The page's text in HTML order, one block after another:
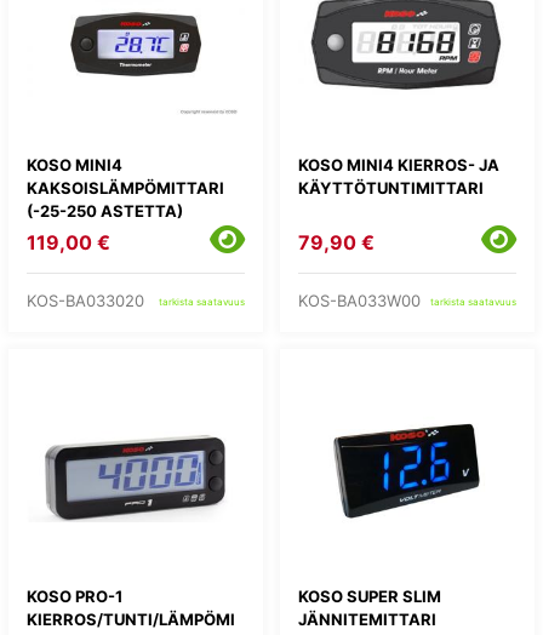
KOSO MINI4
KAKSOISLÄMPÖMITTARI
(-25-250 ASTETTA)
119,00 €
KOS-BA033020 tarkista saatavuus
KOSO MINI4 KIERROS- JA
KÄYTTÖTUNTIMITTARI
79,90 €
KOS-BA033W00 tarkista saatavuus
KOSO PRO-1
KIERROS/TUNTI/LÄMPÖMI
KOSO SUPER SLIM
JÄNNITEMITTARI